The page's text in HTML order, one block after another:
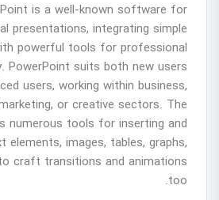
is a well-known software for
presentations, integrating simple
powerful tools for professional
PowerPoint suits both new users
users, working within business,
or creative sectors. The
numerous tools for inserting and
elements, images, tables, graphs,
craft transitions and animations
too.